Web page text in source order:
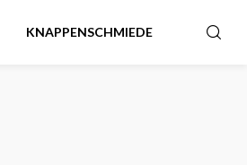
KNAPPENSCHMIEDE